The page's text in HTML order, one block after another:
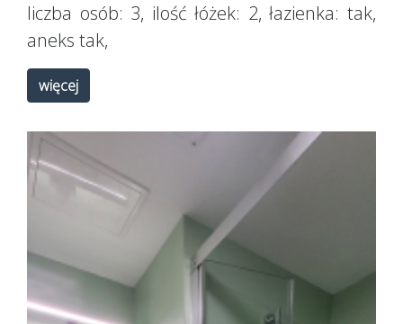
liczba osób: 3, ilość łóżek: 2, łazienka:tak,
aneks tak,
więcej